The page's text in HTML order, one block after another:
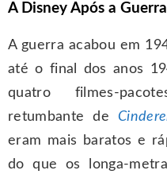
A Disney Após a Guerra
A guerra acabou em
até o final dos anos
quatro filmes-
retumbante de
eram mais baratos e
do que os longa-